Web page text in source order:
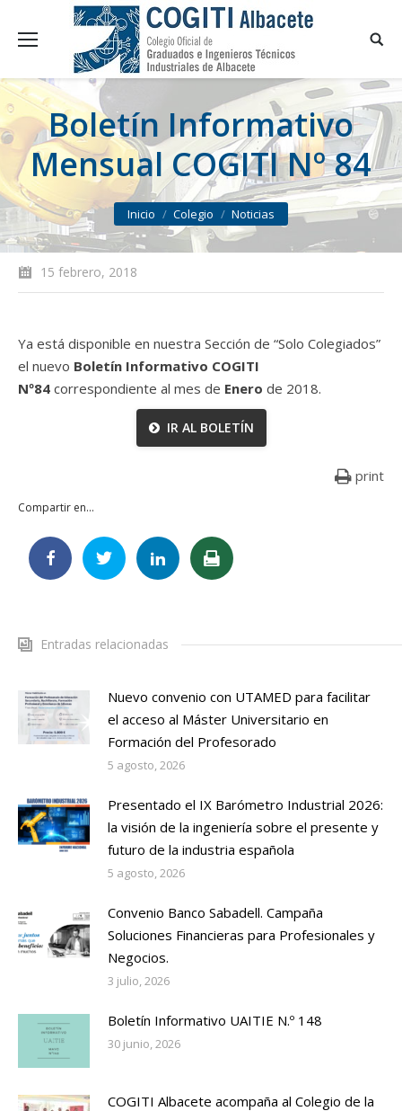
Boletín Informativo
Mensual COGITI Nº 84
You are here:
Inicio Colegio Noticias
15 febrero, 2018
Ya está disponible en nuestra Sección de “Solo Colegiados”
el nuevo Boletín Informativo COGITI
Nº84 correspondiente al mes de Enero de 2018.
IR AL BOLETÍN
print
Compartir en...
Entradas relacionadas
Nuevo convenio con UTAMED para facilitar
el acceso al Máster Universitario en
Formación del Profesorado
5 agosto, 2026
Presentado el IX Barómetro Industrial 2026:
la visión de la ingeniería sobre el presente y
futuro de la industria española
5 agosto, 2026
Convenio Banco Sabadell. Campaña
Soluciones Financieras para Profesionales y
Negocios.
3 julio, 2026
Boletín Informativo UAITIE N.º 148
30 junio, 2026
COGITI Albacete acompaña al Colegio de la